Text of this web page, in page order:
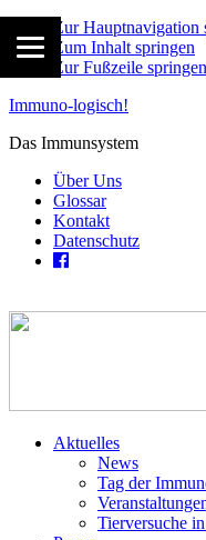
Zur Hauptnavigation
Zum Inhalt springen
Zur Fußzeile springen
Immuno-logisch!
Das Immunsystem
Über Uns
Glossar
Kontakt
Datenschutz
Aktuelles
News
Tag der
Tierversuche